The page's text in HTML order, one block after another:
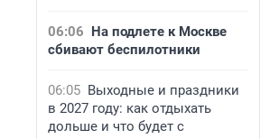
06:06 На подлете к Москве
сбивают беспилотники
06:05 Выходные и праздники
в 2027 году: как отдыхать
дольше и что будет с